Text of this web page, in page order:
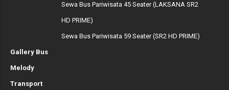
Sewa Bus Pariwisata 45 Seater (LAKSANA SR2
HD PRIME)
Sewa Bus Pariwisata 59 Seater (SR2 HD PRIME)
Gallery Bus
Melody
Transport